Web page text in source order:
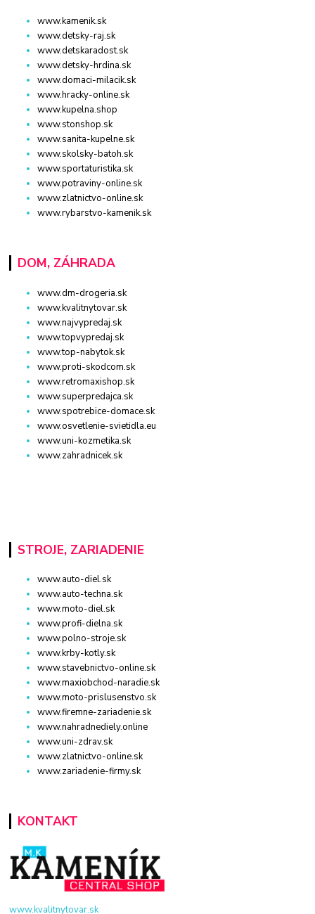
www.kamenik.sk
www.detsky-raj.sk
www.detskaradost.sk
www.detsky-hrdina.sk
www.domaci-milacik.sk
www.hracky-online.sk
www.kupelna.shop
www.stonshop.sk
www.sanita-kupelne.sk
www.skolsky-batoh.sk
www.sportaturistika.sk
www.potraviny-online.sk
www.zlatnictvo-online.sk
www.rybarstvo-kamenik.sk
DOM, ZÁHRADA
www.dm-drogeria.sk
www.kvalitnytovar.sk
www.najvypredaj.sk
www.topvypredaj.sk
www.top-nabytok.sk
www.proti-skodcom.sk
www.retromaxishop.sk
www.superpredajca.sk
www.spotrebice-domace.sk
www.osvetlenie-svietidla.eu
www.uni-kozmetika.sk
www.zahradnicek.sk
STROJE, ZARIADENIE
www.auto-diel.sk
www.auto-techna.sk
www.moto-diel.sk
www.profi-dielna.sk
www.polno-stroje.sk
www.krby-kotly.sk
www.stavebnictvo-online.sk
www.maxiobchod-naradie.sk
www.moto-prislusenstvo.sk
www.firemne-zariadenie.sk
www.nahradnediely.online
www.uni-zdrav.sk
www.zlatnictvo-online.sk
www.zariadenie-firmy.sk
KONTAKT
www.kvalitnytovar.sk